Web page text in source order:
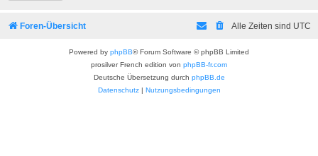
Foren-Übersicht Alle Zeiten sind UTC
Powered by phpBB® Forum Software © phpBB Limited
prosilver French edition von phpBB-fr.com
Deutsche Übersetzung durch phpBB.de
Datenschutz| Nutzungsbedingungen